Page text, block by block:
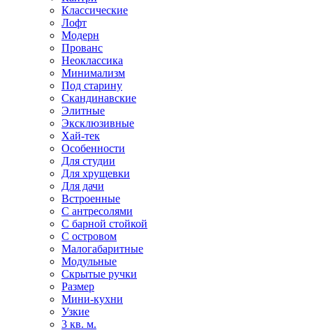
Классические
Лофт
Модерн
Прованс
Неоклассика
Минимализм
Под старину
Скандинавские
Элитные
Эксклюзивные
Хай-тек
Особенности
Для студии
Для хрущевки
Для дачи
Встроенные
С антресолями
С барной стойкой
С островом
Малогабаритные
Модульные
Скрытые ручки
Размер
Мини-кухни
Узкие
3 кв. м.